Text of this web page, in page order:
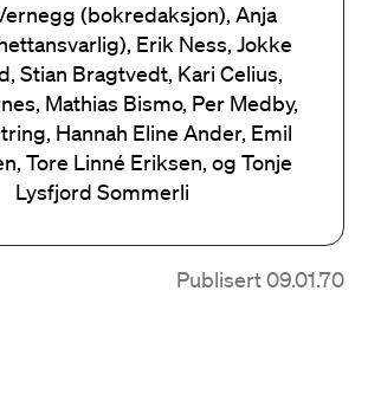
(bokredaksjon), Anja
Erik Ness, Jokke
Stian Bragtvedt, Kari Celius,
Mathias Bismo, Per Medby,
Hannah Eline Ander, Emil
Tore Linné Eriksen, og Tonje
Lysfjord Sommerli
Publisert 09.01.70